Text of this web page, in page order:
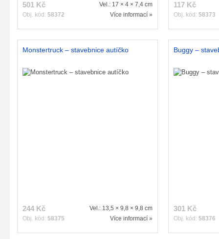
501 Kč
Obj. kód: 58372
Vel.: 17 × 4 × 7,4 cm
Více informací »
117 Kč
Obj. kód: 58373
Monstertruck – stavebnice autíčko
244 Kč
Obj. kód: 58375
Vel.: 13,5 × 9,8 × 9,8 cm
Více informací »
Buggy –
301 Kč
Obj. kód: 58376